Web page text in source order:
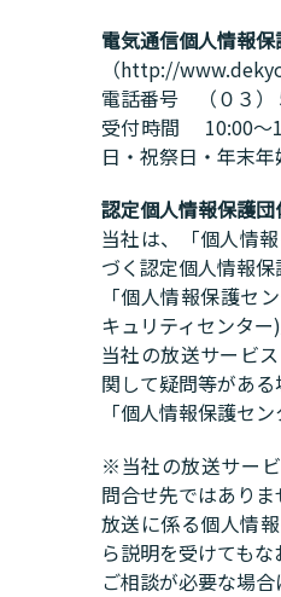
電気通信個人情報
（http://
電話番号 （０３）
受付時間 10:00～
日・祝祭日・年末年
認定個人情報保護
当社は、「個人情
づく認定個人情報
「個人情報保護セ
キュリティセンター
当社の放送サービ
関して疑問等があ
「個人情報保護セ
※当社の放送サー
問合せ先ではありま
放送に係る個人情
ら説明を受けてもな
ご相談が必要な場合